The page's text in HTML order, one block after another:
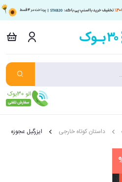
داستان کوتاه خارجی ایزرگیل عجوزه